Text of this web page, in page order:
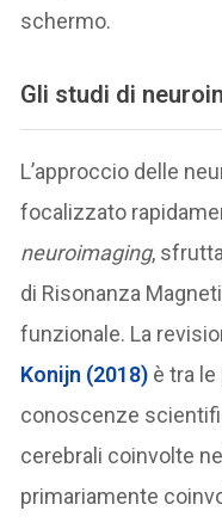
schermo.
Gli studi di
L’approccio delle
focalizzato
neuroimaging,
di Risonanza
funzionale. La
Konijn (2018) è tra
conoscenze
cerebrali coinvolte
primariamente